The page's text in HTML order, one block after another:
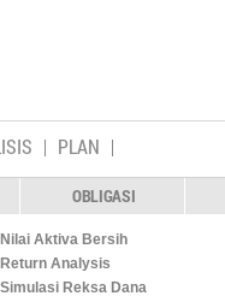
PLAN
OBLIGASI
Nilai Aktiva Bersih
Return Analysis
Simulasi Reksa Dana